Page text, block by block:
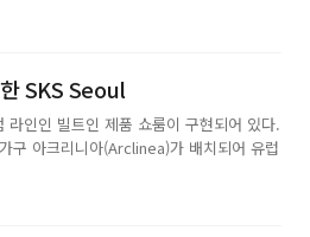
SKS Seoul
인인 빌트인 제품 쇼룸이 구현되어 있다.
구 아크리니아(Arclinea)가 배치되어 유럽